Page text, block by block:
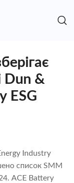
Dun &
ESG
Industry
список SMM
ACE Battery